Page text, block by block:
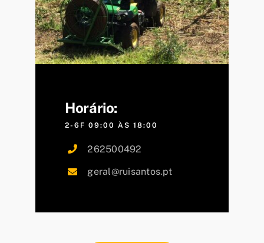
Horário:
2-6F 09:00 ÀS 18:00
262500492
geral@ruisantos.pt